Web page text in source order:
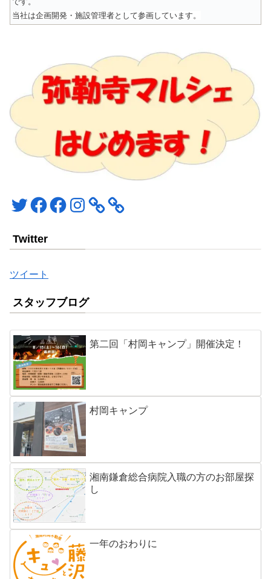
当社は企画開発・施設管理者として参画しています。
TwitterFacebookFacebookInstagram
Twitter
ツイート
スタッフブログ
第二回「村岡キャンプ」開催決定！
村岡キャンプ
湘南鎌倉総合病院入職の方のお部屋探
し
一年のおわりに